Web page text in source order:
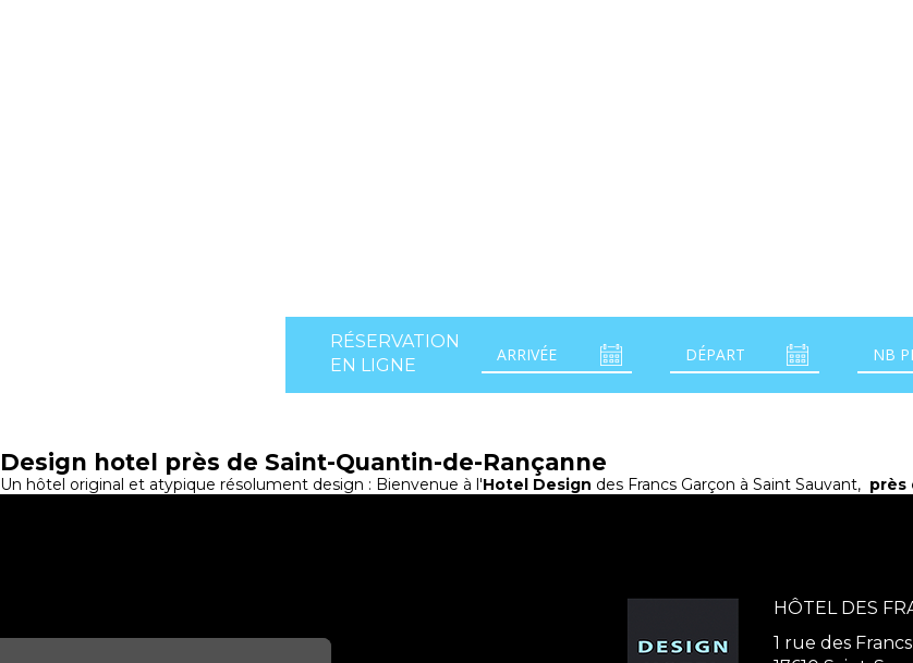
RÉSERVATION
EN LIGNE
Design hotel près de Saint-Quantin-de-Rançanne
Un hôtel original et atypique résolument design : Bienvenue à l'Hotel Design des Francs Garçon à Saint Sauvant, près
HÔTEL DES
1 rue des